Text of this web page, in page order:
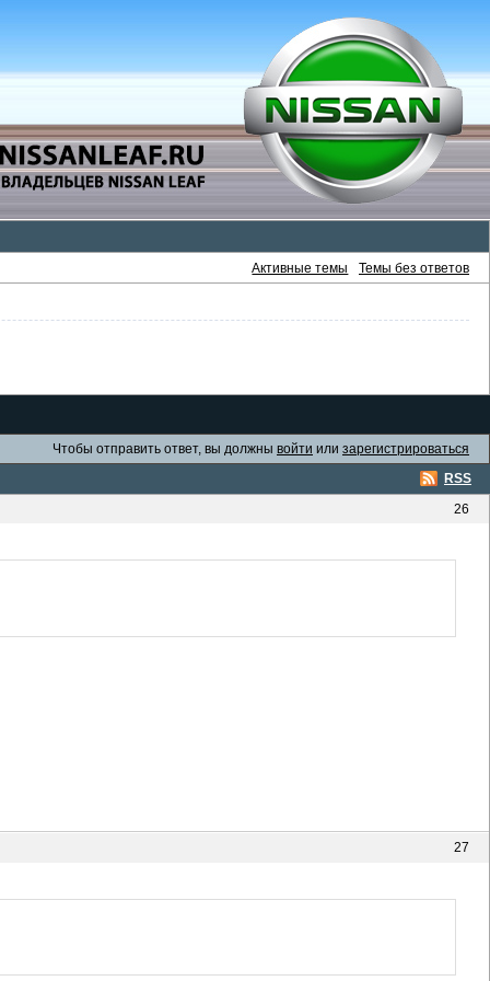
Активные темы Темы без ответов
Чтобы отправить ответ, вы должны войти или зарегистрироваться
RSS
26
27